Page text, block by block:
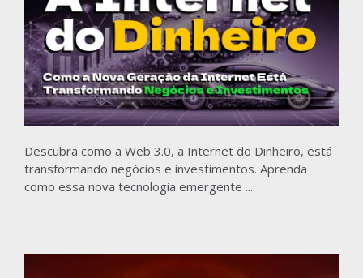
Descubra como a Web 3.0, a Internet do Dinheiro, está
transformando negócios e investimentos. Aprenda
como essa nova tecnologia emergente ...